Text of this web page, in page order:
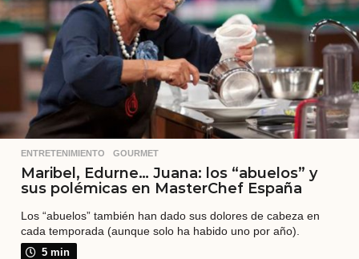
á
s
ENTRETENIMIENTO ,GOURMET
Maribel, Edurne… Juana: los “abuelos” y
sus polémicas en MasterChef España
Los “abuelos” también han dado sus dolores de cabeza en
cada temporada (aunque solo ha habido uno por año).
5 min